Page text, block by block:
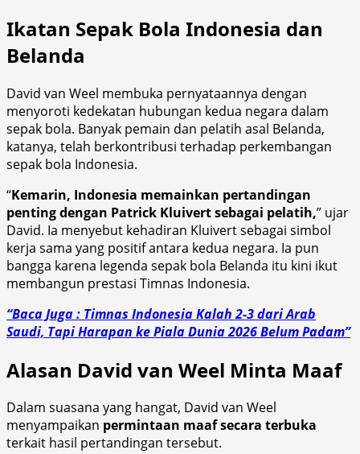
Ikatan Sepak Bola Indonesia dan
Belanda
David van Weel membuka pernyataannya dengan
menyoroti kedekatan hubungan kedua negara dalam
sepak bola. Banyak pemain dan pelatih asal Belanda,
katanya, telah berkontribusi terhadap perkembangan
sepak bola Indonesia.
“Kemarin, Indonesia memainkan pertandingan
penting dengan Patrick Kluivert sebagai pelatih,” ujar
David. Ia menyebut kehadiran Kluivert sebagai simbol
kerja sama yang positif antara kedua negara. Ia pun
bangga karena legenda sepak bola Belanda itu kini ikut
membangun prestasi Timnas Indonesia.
“Baca Juga : Timnas Indonesia Kalah 2-3 dari Arab
Saudi, Tapi Harapan ke Piala Dunia 2026 Belum Padam”
Alasan David van Weel Minta Maaf
Dalam suasana yang hangat, David van Weel
menyampaikan permintaan maaf secara terbuka
terkait hasil pertandingan tersebut.